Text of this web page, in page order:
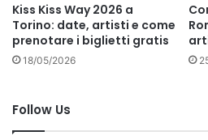
Kiss Kiss Way 2026 a
Torino: date, artisti e come
prenotare i biglietti gratis
18/05/2026
Follow Us